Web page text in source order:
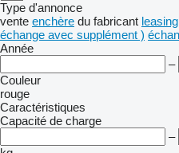
Type d'annonce
vente enchère du fabricant leasing
échange avec supplément )
Année
–
Couleur
rouge
Caractéristiques
Capacité de charge
–